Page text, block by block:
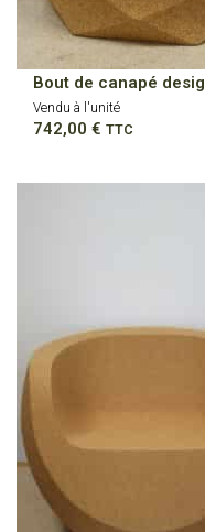
Bout de canapé
Vendu à l'unité
742,00 € TTC